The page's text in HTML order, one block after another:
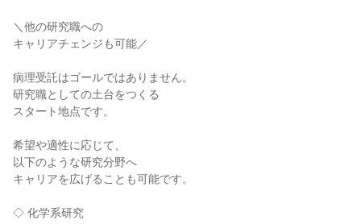
＼他の研究職への
キャリアチェンジも可能／
病理受託はゴールではありません。
研究職としての土台をつくる
スタート地点です。
希望や適性に応じて、
以下のような研究分野へ
キャリアを広げることも可能です。
◇ 化学系研究